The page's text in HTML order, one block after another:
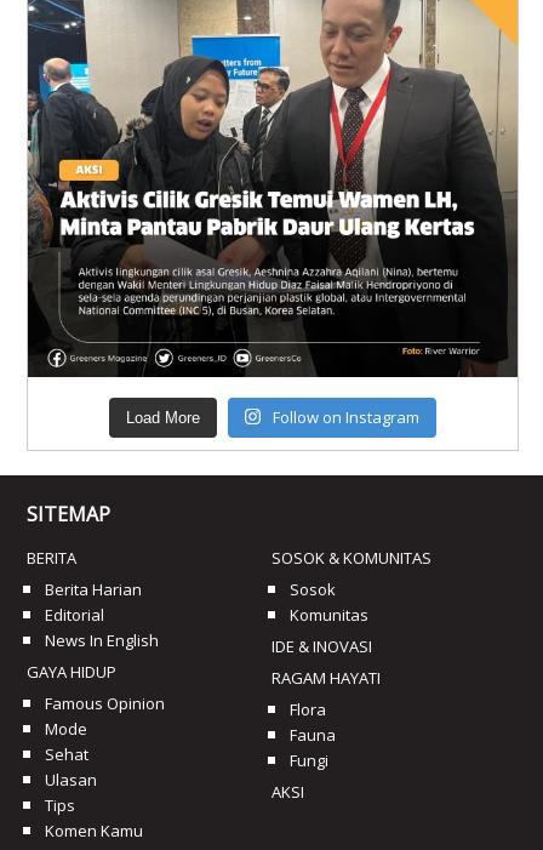
Load More Follow on Instagram
SITEMAP
BERITA
Berita Harian
Editorial
News In English
GAYA HIDUP
Famous Opinion
Mode
Sehat
Ulasan
Tips
Komen Kamu
SOSOK & KOMUNITAS
Sosok
Komunitas
IDE & INOVASI
RAGAM HAYATI
Flora
Fauna
Fungi
AKSI